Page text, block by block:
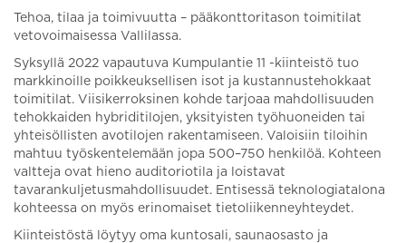
Tehoa, tilaa ja toimivuutta – pääkonttoritason toimitilat
vetovoimaisessa Vallilassa.
Syksyllä 2022 vapautuva Kumpulantie 11 -kiinteistö tuo
markkinoille poikkeuksellisen isot ja kustannustehokkaat
toimitilat. Viisikerroksinen kohde tarjoaa mahdollisuuden
tehokkaiden hybriditilojen, yksityisten työhuoneiden tai
yhteisöllisten avotilojen rakentamiseen. Valoisiin tiloihin
mahtuu työskentelemään jopa 500–750 henkilöä. Kohteen
valtteja ovat hieno auditoriotila ja loistavat
tavarankuljetusmahdollisuudet. Entisessä teknologiatalona
kohteessa on myös erinomaiset tietoliikenneyhteydet.
Kiinteistöstä löytyy oma kuntosali, saunaosasto ja